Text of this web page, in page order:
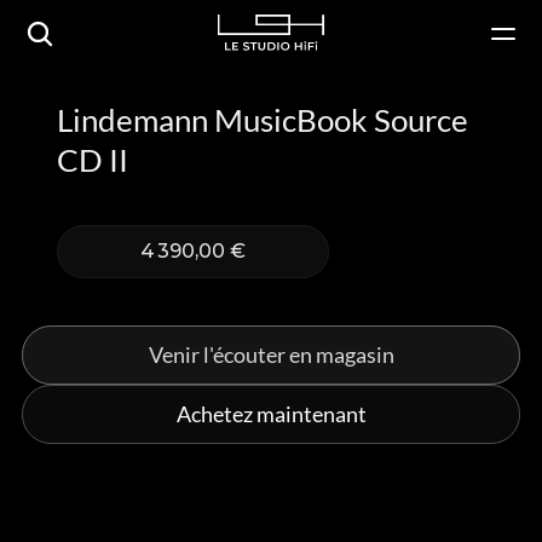
Lindemann MusicBook Source
CD II
4 390,00 €
Achetez maintenant
Venir l'écouter en magasin